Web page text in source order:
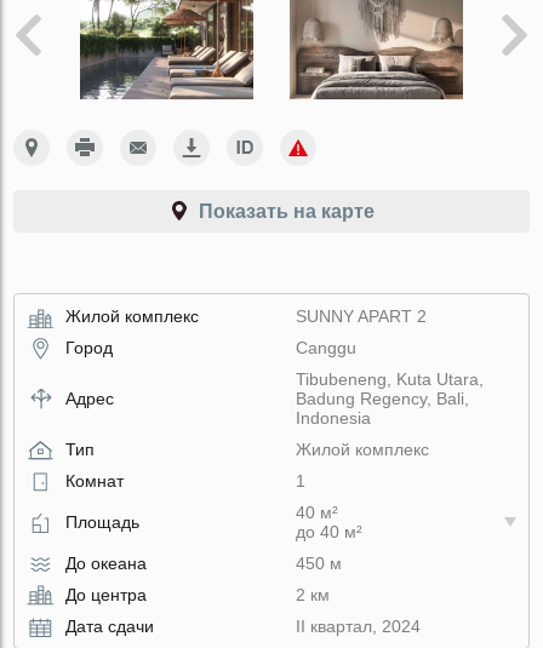
Показать на карте
Жилой комплекс
SUNNY APART 2
Город
Canggu
Адрес
Tibubeneng, Kuta Utara,
Badung Regency, Bali,
Indonesia
Тип
Жилой комплекс
Комнат
1
Площадь
40 м²
до 40 м²
До океана
450 м
До центра
2 км
Дата сдачи
II квартал, 2024